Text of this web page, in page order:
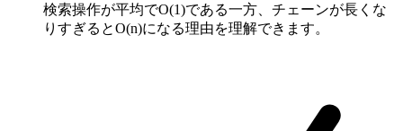
検索操作が平均でO(1)である一方、チェーンが長くな
りすぎるとO(n)になる理由を理解できます。